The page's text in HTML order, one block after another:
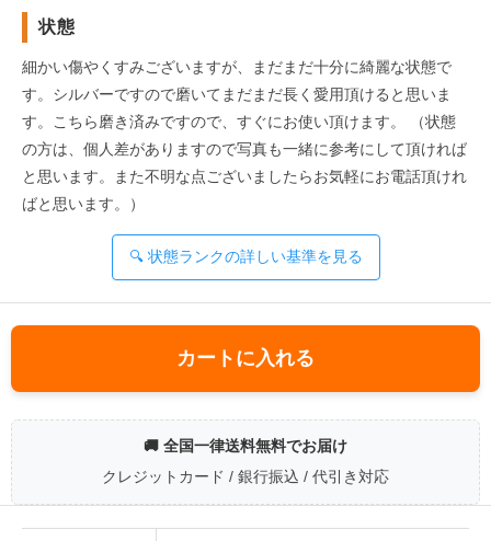
状態
細かい傷やくすみございますが、まだまだ十分に綺麗な状態で
す。シルバーですので磨いてまだまだ長く愛用頂けると思いま
す。こちら磨き済みですので、すぐにお使い頂けます。 （状態
の方は、個人差がありますので写真も一緒に参考にして頂ければ
と思います。また不明な点ございましたらお気軽にお電話頂けれ
ばと思います。）
🔍 状態ランクの詳しい基準を見る
カートに入れる
🚚 全国一律送料無料でお届け
クレジットカード / 銀行振込 / 代引き対応